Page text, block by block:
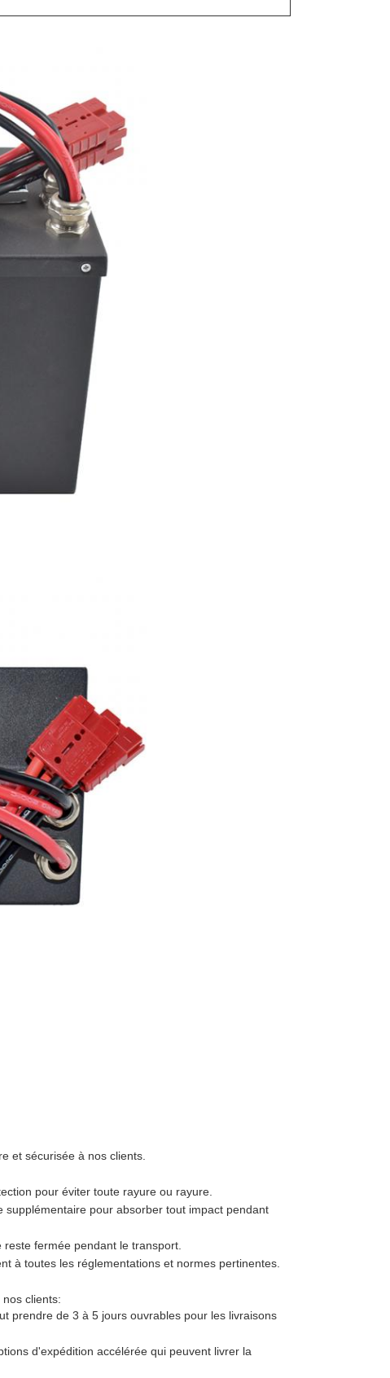
et sécurisée à nos clients.
pour éviter toute rayure ou rayure.
pour absorber tout impact pendant
fermée pendant le transport.
à toutes les réglementations et normes pertinentes.
clients:
prendre de 3 à 5 jours ouvrables pour les livraisons
d'expédition accélérée qui peuvent livrer la